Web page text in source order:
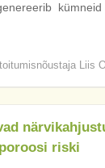
Liis
riski